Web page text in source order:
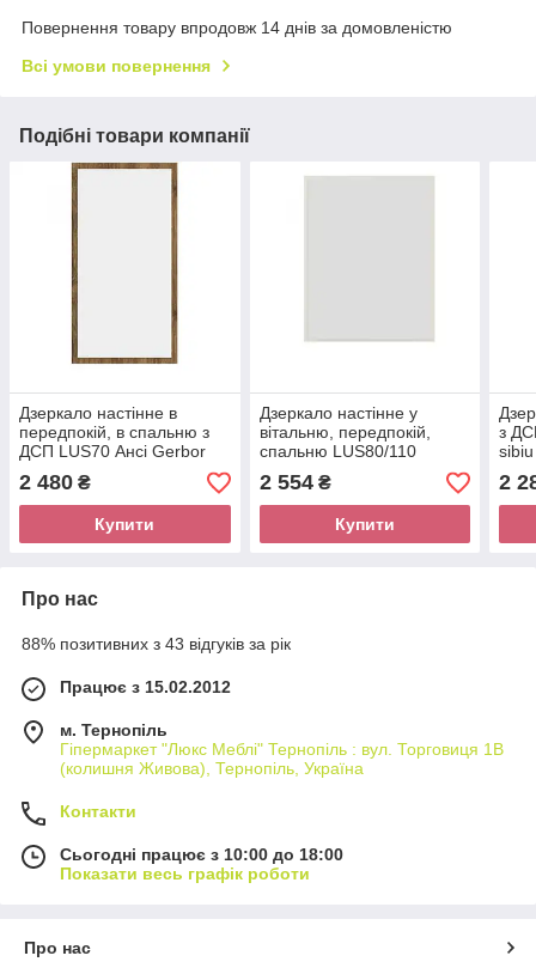
Повернення товару впродовж 14 днів за домовленістю
Всі умови повернення
Подібні товари компанії
Дзеркало настінне в
передпокій, в спальню з
ДСП LUS70 Ансі Gerbor
2 480 ₴
Купити
Дзеркало настінне у
вітальню, передпокій,
спальню LUS80/110
сніговий (ламінована
ДСП)
2 554₴
Купити
з
2
Про нас
88% позитивних з 43 відгуків за рік
Працює з 15.02.2012
м. Тернопіль
Гіпермаркет "Люкс Меблі" Тернопіль : вул. Торговиця 1В
(колишня Живова), Тернопіль, Україна
Контакти
Сьогодні працює з 10:00 до 18:00
Показати весь графік роботи
Про нас